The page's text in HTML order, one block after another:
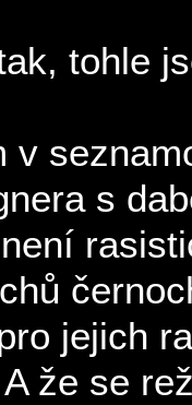
tohle
v
s
jejich
že se